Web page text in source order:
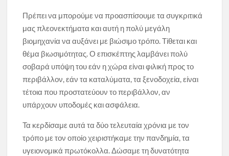
Πρέπει να μπορούμε να προασπίσουμε τα συγκριτικά
μας πλεονεκτήματα και αυτή η πολύ μεγάλη
βιομηχανία να αυξάνει με βιώσιμο τρόπο. Τίθεται και
θέμα βιωσιμότητας. Ο επισκέπτης λαμβάνει πολύ
σοβαρά υπόψη του εάν η χώρα είναι φιλική προς το
περιβάλλον, εάν τα καταλύματα, τα ξενοδοχεία, είναι
τέτοια που προστατεύουν το περιβάλλον, αν
υπάρχουν υποδομές και ασφάλεια.
Τα κερδίσαμε αυτά τα δύο τελευταία χρόνια με τον
τρόπο με τον οποίο χειριστήκαμε την πανδημία, τα
υγειονομικά πρωτόκολλα. Δώσαμε τη δυνατότητα